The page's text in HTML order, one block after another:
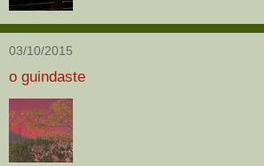
03/10/2015
o guindaste